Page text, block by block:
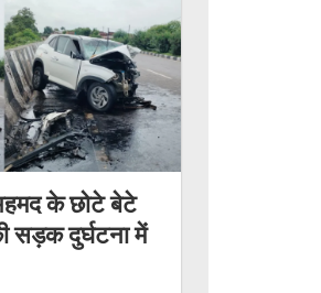
के छोटे बेटे
सड़क दुर्घटना में